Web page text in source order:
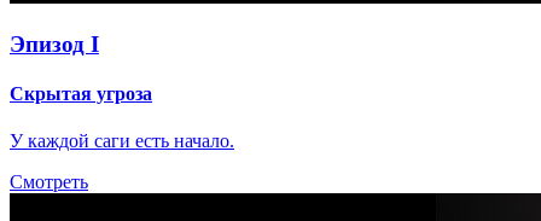
Эпизод I
Скрытая угроза
У каждой саги есть начало.
Смотреть